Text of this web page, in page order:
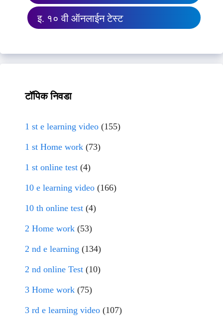
इ. १० वी ऑनलाईन टेस्ट
टॉपिक निवडा
1 st e learning video (155)
1 st Home work (73)
1 st online test (4)
10 e learning video (166)
10 th online test (4)
2 Home work (53)
2 nd e learning (134)
2 nd online Test (10)
3 Home work (75)
3 rd e learning video (107)